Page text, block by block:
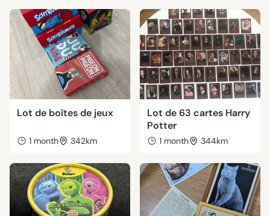
Lot de boîtes de jeux
1 month 342km
Lot de 63 cartes Harry
Potter
1 month 344km